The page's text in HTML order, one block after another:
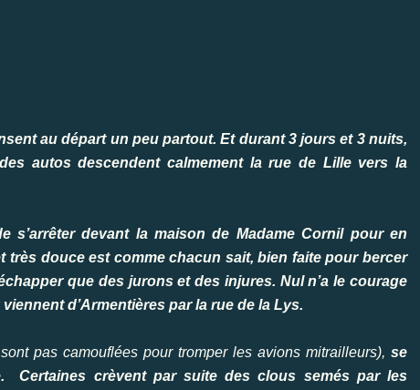
au départ un peu partout. Et durant 3 jours et 3 nuits,
autos descendent calmement la rue de Lille vers la
s’arrêter devant la maison de Madame Cornil pour en
très douce est comme chacun sait, bien faite pour bercer
que des jurons et des injures. Nul n’a le courage
d’Armentières par la rue de la Lys.
pas camouflées pour tromper les avions mitrailleurs), se
Certaines crèvent par suite des clous semés par les